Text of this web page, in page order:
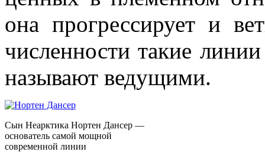
она прогрессирует и
численности такие
называют ведущими.
Сын Неарктика Нортен Дансер —
основатель самой мощной
современной линии